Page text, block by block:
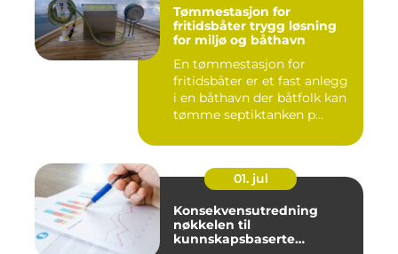
Tømmestasjon for
fritidsbåter trygg løsning
for miljø og båthavn
En tømmestasjon for
fritidsbåter er et fast anlegg
i en båthavn der båtfolk kan
tømme septiktanken p...
01. jul
Konsekvensutredning
nøkkelen til
kunnskapsbaserte